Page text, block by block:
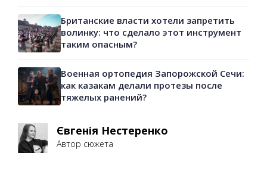
Британские власти хотели запретить
волинку: что сделало этот инструмент
таким опасным?
Военная ортопедия Запорожской Сечи:
как казакам делали протезы после
тяжелых ранений?
Євгенія Нестеренко
Автор сюжета